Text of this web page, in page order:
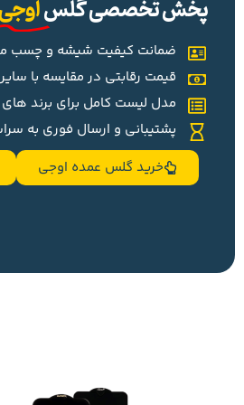
پخش تخصصی گلس
ضمانت کیفیت شیشه و چسب
قیمت رقابتی در مقایسه با
مدل لیست کامل برای برند
پشتیبانی و ارسال فوری به
خرید گلس عمده اوجی